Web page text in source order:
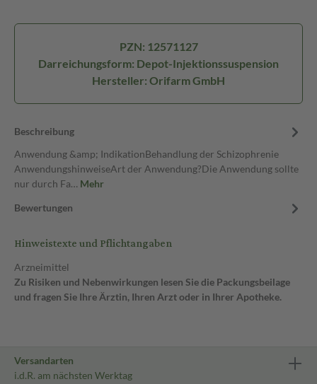
PZN: 12571127
Darreichungsform: Depot-Injektionssuspension
Hersteller: Orifarm GmbH
Beschreibung
Anwendung &amp; IndikationBehandlung der Schizophrenie
AnwendungshinweiseArt der Anwendung?Die Anwendung sollte
nur durch Fa… Mehr
Bewertungen
Hinweistexte und Pflichtangaben
Arzneimittel
Zu Risiken und Nebenwirkungen lesen Sie die Packungsbeilage
und fragen Sie Ihre Ärztin, Ihren Arzt oder in Ihrer Apotheke.
Versandarten
i.d.R. am nächsten Werktag